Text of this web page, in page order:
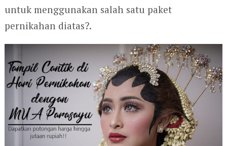
untuk menggunakan salah satu paket
pernikahan diatas?.